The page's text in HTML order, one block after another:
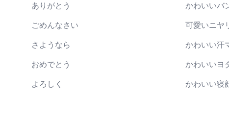
ありがとう
ごめんなさい
さようなら
おめでとう
よろしく
かわいいバ
可愛いニヤ
かわいい汗
かわいいヨ
かわいい寝